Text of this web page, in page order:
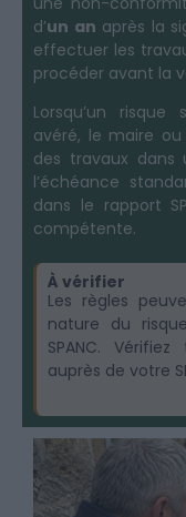
d’un an après la
effectuer les
procéder avant la
Lorsqu’un
avéré, le maire
des travaux dans
l’échéance
dans le rapport
compétente.
À vérifier
Les règles
nature du
SPANC.
auprès de votre